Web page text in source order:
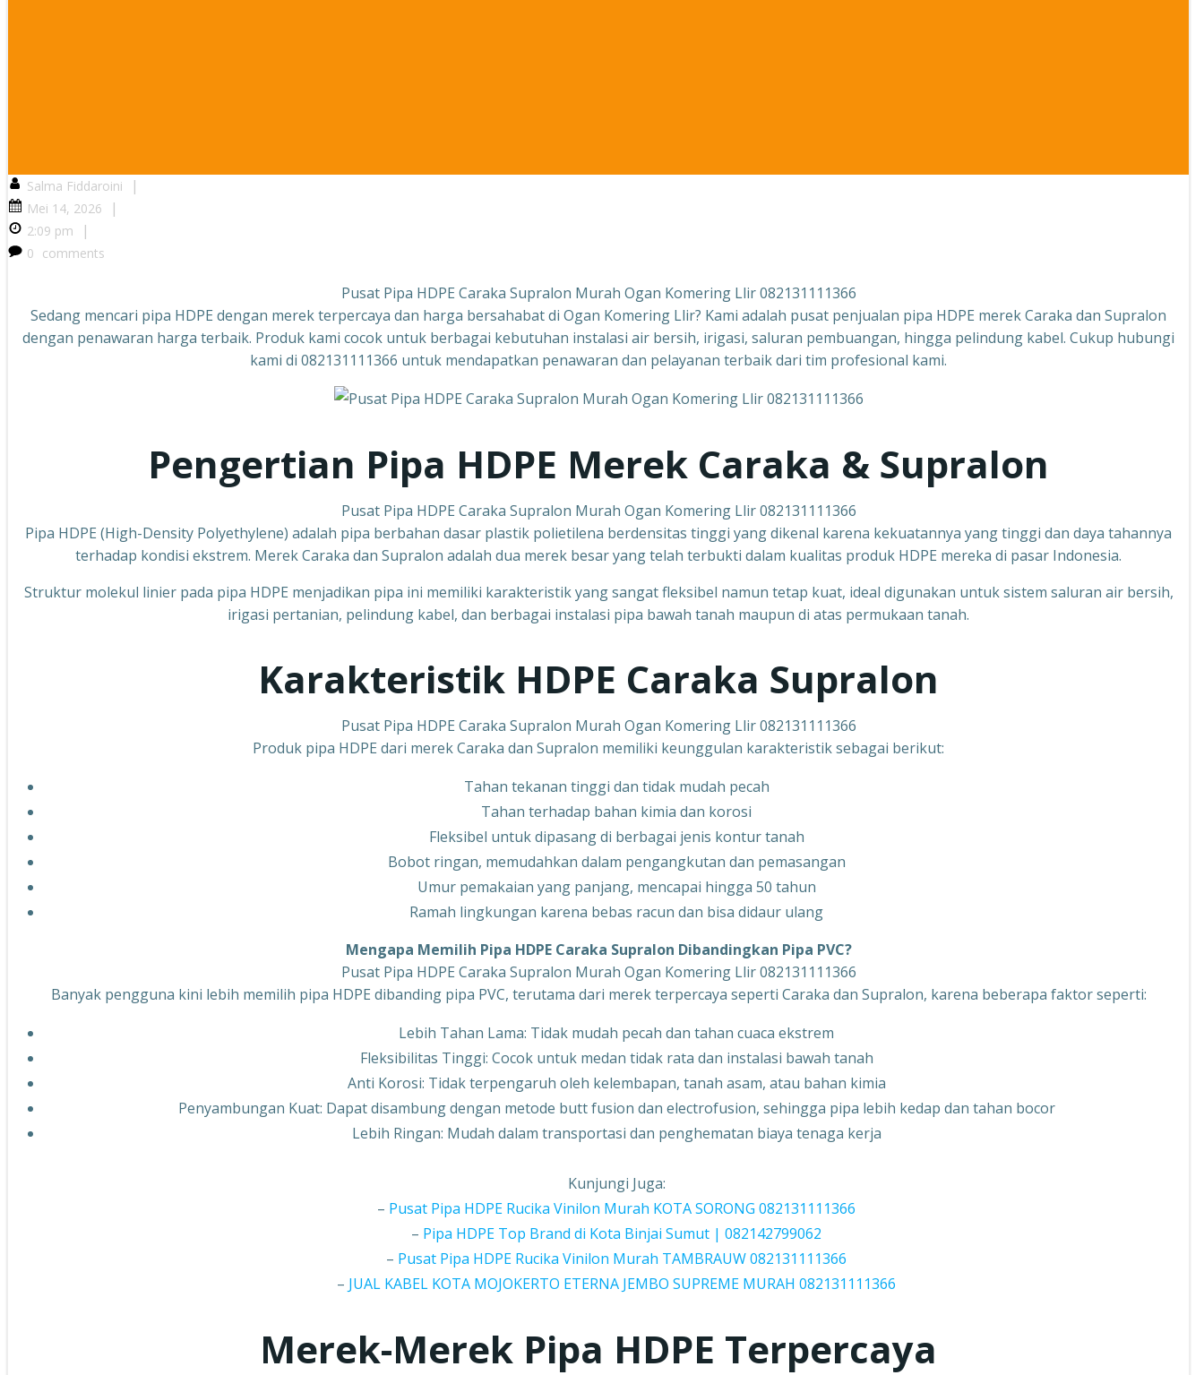
Salma Fiddaroini |
Mei 14, 2026 |
2:09 pm |
0 comments
Pusat Pipa HDPE Caraka Supralon Murah Ogan Komering Llir 082131111366
Sedang mencari pipa HDPE dengan merek terpercaya dan harga bersahabat di Ogan Komering Llir? Kami adalah pusat penjualan pipa HDPE merek Caraka dan Supralon
dengan penawaran harga terbaik. Produk kami cocok untuk berbagai kebutuhan instalasi air bersih, irigasi, saluran pembuangan, hingga pelindung kabel. Cukup hubungi
kami di 082131111366 untuk mendapatkan penawaran dan pelayanan terbaik dari tim profesional kami.
Pengertian Pipa HDPE Merek Caraka & Supralon
Pusat Pipa HDPE Caraka Supralon Murah Ogan Komering Llir 082131111366
Pipa HDPE (High-Density Polyethylene) adalah pipa berbahan dasar plastik polietilena berdensitas tinggi yang dikenal karena kekuatannya yang tinggi dan daya tahannya
terhadap kondisi ekstrem. Merek Caraka dan Supralon adalah dua merek besar yang telah terbukti dalam kualitas produk HDPE mereka di pasar Indonesia.
Struktur molekul linier pada pipa HDPE menjadikan pipa ini memiliki karakteristik yang sangat fleksibel namun tetap kuat, ideal digunakan untuk sistem saluran air bersih,
irigasi pertanian, pelindung kabel, dan berbagai instalasi pipa bawah tanah maupun di atas permukaan tanah.
Karakteristik HDPE Caraka Supralon
Pusat Pipa HDPE Caraka Supralon Murah Ogan Komering Llir 082131111366
Produk pipa HDPE dari merek Caraka dan Supralon memiliki keunggulan karakteristik sebagai berikut:
Tahan tekanan tinggi dan tidak mudah pecah
Tahan terhadap bahan kimia dan korosi
Fleksibel untuk dipasang di berbagai jenis kontur tanah
Bobot ringan, memudahkan dalam pengangkutan dan pemasangan
Umur pemakaian yang panjang, mencapai hingga 50 tahun
Ramah lingkungan karena bebas racun dan bisa didaur ulang
Mengapa Memilih Pipa HDPE Caraka Supralon Dibandingkan Pipa PVC?
Pusat Pipa HDPE Caraka Supralon Murah Ogan Komering Llir 082131111366
Banyak pengguna kini lebih memilih pipa HDPE dibanding pipa PVC, terutama dari merek terpercaya seperti Caraka dan Supralon, karena beberapa faktor seperti:
Lebih Tahan Lama: Tidak mudah pecah dan tahan cuaca ekstrem
Fleksibilitas Tinggi: Cocok untuk medan tidak rata dan instalasi bawah tanah
Anti Korosi: Tidak terpengaruh oleh kelembapan, tanah asam, atau bahan kimia
Penyambungan Kuat: Dapat disambung dengan metode butt fusion dan electrofusion, sehingga pipa lebih kedap dan tahan bocor
Lebih Ringan: Mudah dalam transportasi dan penghematan biaya tenaga kerja
Kunjungi Juga:
– Pusat Pipa HDPE Rucika Vinilon Murah KOTA SORONG 082131111366
– Pipa HDPE Top Brand di Kota Binjai Sumut | 082142799062
– Pusat Pipa HDPE Rucika Vinilon Murah TAMBRAUW 082131111366
– JUAL KABEL KOTA MOJOKERTO ETERNA JEMBO SUPREME MURAH 082131111366
Merek-Merek Pipa HDPE Terpercaya